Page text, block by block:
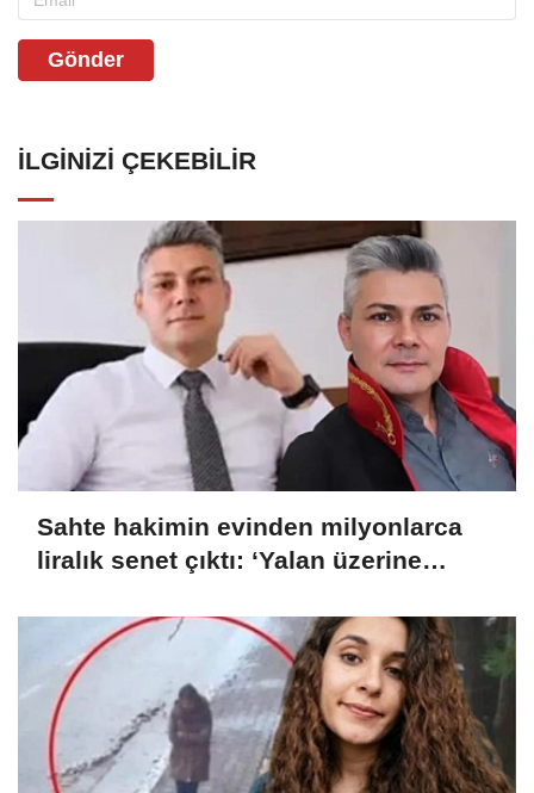
Gönder
İLGINIZI ÇEKEBILIR
Sahte hakimin evinden milyonlarca
liralık senet çıktı: ‘Yalan üzerine